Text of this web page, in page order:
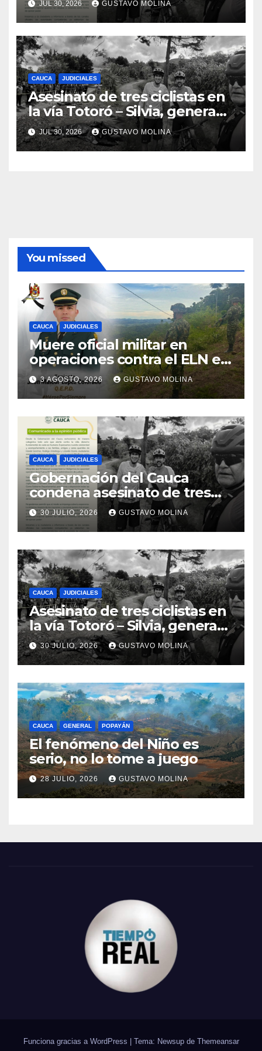
urgentes al Gobierno
Nacional
JUL 30, 2026 GUSTAVO MOLINA
CAUCA JUDICIALES
Asesinato de tres ciclistas en
la vía Totoró – Silvia, genera
consternación en el Cauca
JUL 30, 2026 GUSTAVO MOLINA
You missed
CAUCA JUDICIALES
Muere oficial militar en
operaciones contra el ELN en
el sur del Cauca
3 AGOSTO, 2026 GUSTAVO MOLINA
CAUCA JUDICIALES
Gobernación del Cauca
condena asesinato de tres
ciudadanos y exige medidas
urgentes al Gobierno
Nacional
30 JULIO, 2026 GUSTAVO MOLINA
CAUCA JUDICIALES
Asesinato de tres ciclistas en
la vía Totoró – Silvia, genera
consternación en el Cauca
30 JULIO, 2026 GUSTAVO MOLINA
CAUCA GENERAL POPAYÁN
El fenómeno del Niño es
serio, no lo tome a juego
28 JULIO, 2026 GUSTAVO MOLINA
Funciona gracias a WordPress Tema: Newsup de Themeansar